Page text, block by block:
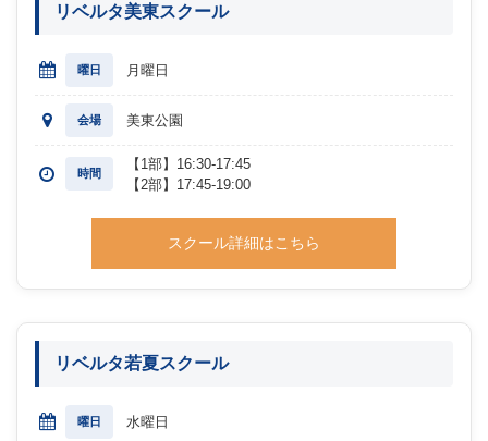
リベルタ美東スクール
曜日 月曜日
会場 美東公園
時間
【1部】16:30-17:45
【2部】17:45-19:00
スクール詳細はこちら
リベルタ若夏スクール
曜日 水曜日